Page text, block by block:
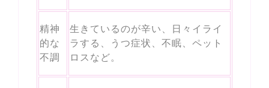
精神
的な
不調
生きているのが辛い、日々イライ
ラする、うつ症状、不眠、ペット
ロスなど。